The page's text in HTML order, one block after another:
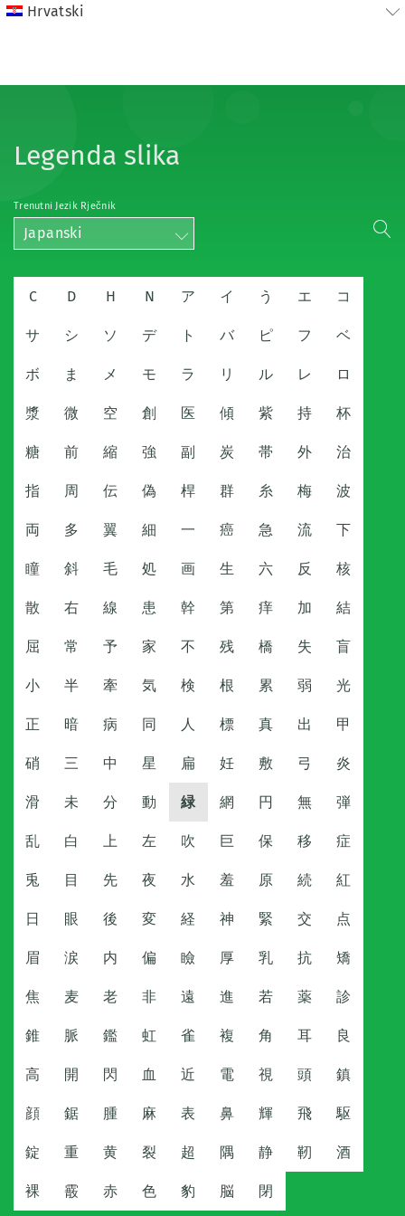
Hrvatski
Legenda slika
Trenutni Jezik Rječnik
Japanski
C D H N ア イ う エ コ
サ シ ソ デ ト バ ピ フ ベ
ボ ま メ モ ラ リ ル レ ロ
漿 微 空 創 医 傾 紫 持 杯
糖 前 縮 強 副 炭 帯 外 治
指 周 伝 偽 桿 群 糸 梅 波
両 多 翼 細 一 癌 急 流 下
瞳 斜 毛 処 画 生 六 反 核
散 右 線 患 幹 第 痒 加 結
屈 常 予 家 不 残 橋 失 盲
小 半 牽 気 検 根 累 弱 光
正 暗 病 同 人 標 真 出 甲
硝 三 中 星 扁 妊 敷 弓 炎
滑 未 分 動 緑 網 円 無 弾
乱 白 上 左 吹 巨 保 移 症
兎 目 先 夜 水 羞 原 続 紅
日 眼 後 変 経 神 緊 交 点
眉 涙 内 偏 瞼 厚 乳 抗 矯
焦 麦 老 非 遠 進 若 薬 診
錐 脈 鑑 虹 雀 複 角 耳 良
高 開 閃 血 近 電 視 頭 鎮
顔 鋸 腫 麻 表 鼻 輝 飛 駆
錠 重 黄 裂 超 隅 静 靭 酒
裸 霰 赤 色 豹 脳 閉